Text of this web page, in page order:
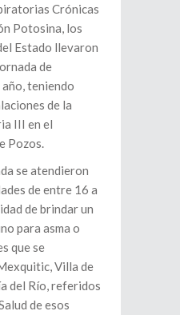
Crónicas
Potosina, los
Estado llevaron
de
teniendo
de la
III en el
Pozos.
se atendieron
de entre 16 a
de brindar un
para asma o
que se
Villa de
del Río, referidos
de esos